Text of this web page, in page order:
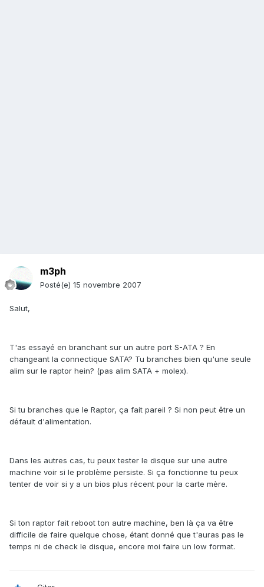
m3ph
Posté(e) 15 novembre 2007
Salut,
T'as essayé en branchant sur un autre port S-ATA ? En
changeant la connectique SATA? Tu branches bien qu'une seule
alim sur le raptor hein? (pas alim SATA + molex).
Si tu branches que le Raptor, ça fait pareil ? Si non peut être un
défault d'alimentation.
Dans les autres cas, tu peux tester le disque sur une autre
machine voir si le problème persiste. Si ça fonctionne tu peux
tenter de voir si y a un bios plus récent pour la carte mère.
Si ton raptor fait reboot ton autre machine, ben là ça va être
difficile de faire quelque chose, étant donné que t'auras pas le
temps ni de check le disque, encore moi faire un low format.